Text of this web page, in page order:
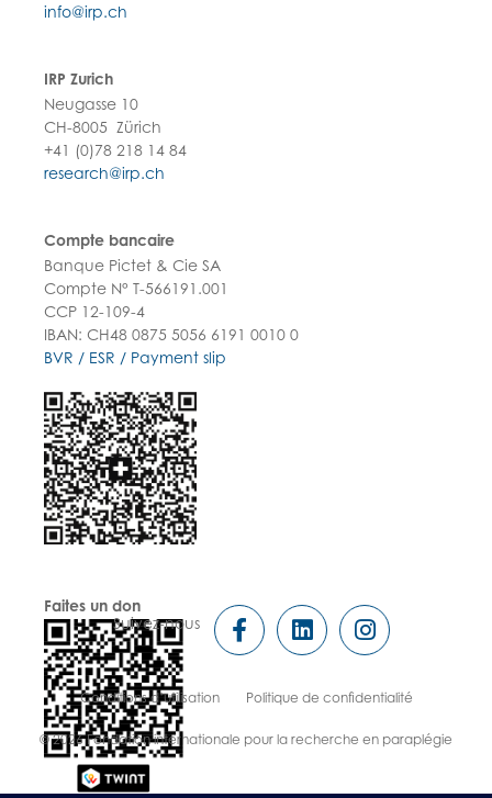
info@irp.ch
IRP Zurich
Neugasse 10
CH-8005 Zürich
+41 (0)78 218 14 84
research@irp.ch
Compte bancaire
Banque Pictet & Cie SA
Compte N° T-566191.001
CCP 12-109-4
IBAN: CH48 0875 5056 6191 0010 0
BVR / ESR / Payment slip
Faites un don
Suivez-nous
Conditions d’utilisation Politique de confidentialité
© 2026 Fondation internationale pour la recherche en paraplégie